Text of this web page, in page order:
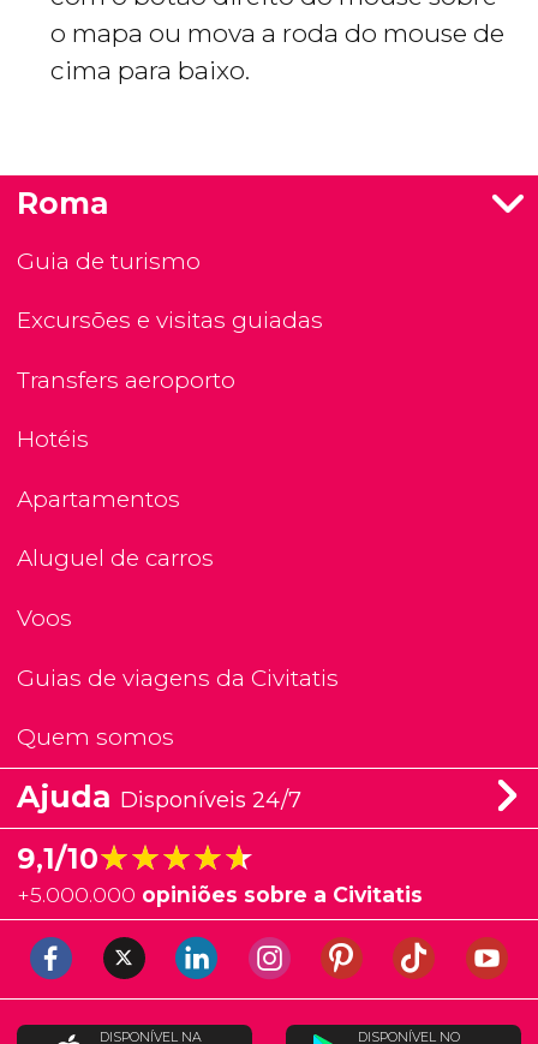
o mapa ou mova a roda do mouse de
cima para baixo.
Roma
Guia de turismo
Excursões e visitas guiadas
Transfers aeroporto
Hotéis
Apartamentos
Aluguel de carros
Voos
Guias de viagens da Civitatis
Quem somos
Ajuda Disponíveis 24/7
9,1/10★★★★★
★★★★★
+5.000.000 opiniões sobre a Civitatis
DISPONÍVEL NA DISPONÍVEL NO